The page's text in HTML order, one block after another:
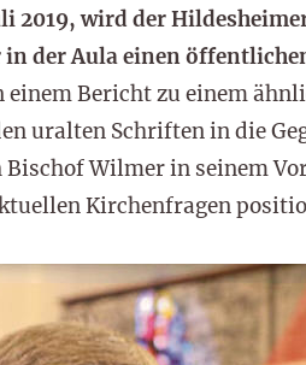
2019, wird der
in der Aula einen
einem Bericht zu einem
uralten Schriften in die
Wilmer in seinem
Kirchenfragen